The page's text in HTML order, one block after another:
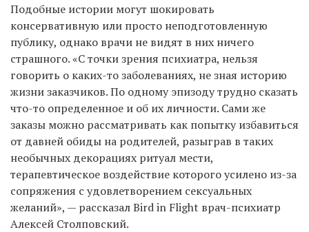
Подобные истории могут шокировать
консервативную или просто неподготовленную
публику, однако врачи не видят в них ничего
страшного. «С точки зрения психиатра, нельзя
говорить о каких-то заболеваниях, не зная историю
жизни заказчиков. По одному эпизоду трудно сказать
что-то определенное и об их личности. Сами же
заказы можно рассматривать как попытку избавиться
от давней обиды на родителей, разыграв в таких
необычных декорациях ритуал мести,
терапевтическое воздействие которого усилено из-за
сопряжения с удовлетворением сексуальных
желаний», — рассказал Bird in Flight врач-психиатр
Алексей Столповский.